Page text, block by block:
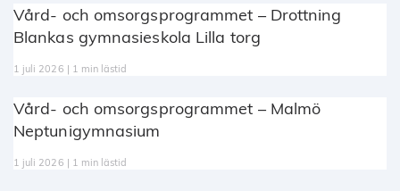
Vård- och omsorgsprogrammet – Drottning
Blankas gymnasieskola Lilla torg
1 juli 2026 | 1 min lästid
Vård- och omsorgsprogrammet – Malmö
Neptunigymnasium
1 juli 2026 | 1 min lästid